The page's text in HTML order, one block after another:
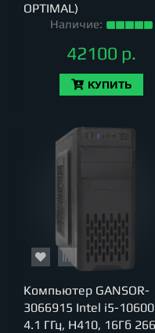
OPTIMAL)
Наличие:
42100 р.
КУПИТЬ
Компьютер GANSOR-
3066915 Intel i5-
4.1 ГГц, H410, 16Гб